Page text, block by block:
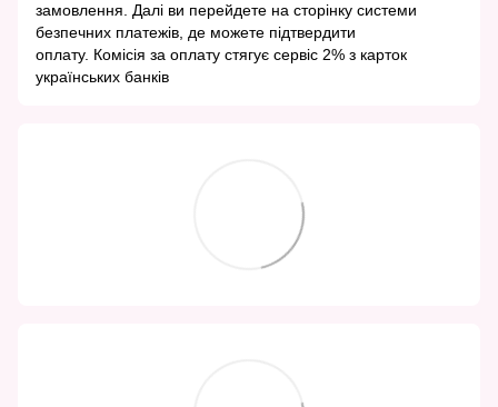
замовлення. Далі ви перейдете на сторінку системи
безпечних платежів, де можете підтвердити
оплату. Комісія за оплату стягує сервіс 2% з карток
українських банків